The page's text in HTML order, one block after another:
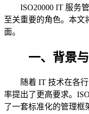
ISO20000 IT 服务管
至关重要的角色。本文
面。
一、背景与
随着 IT 技术在各行
率提出了更高要求。
了一套标准化的管理框